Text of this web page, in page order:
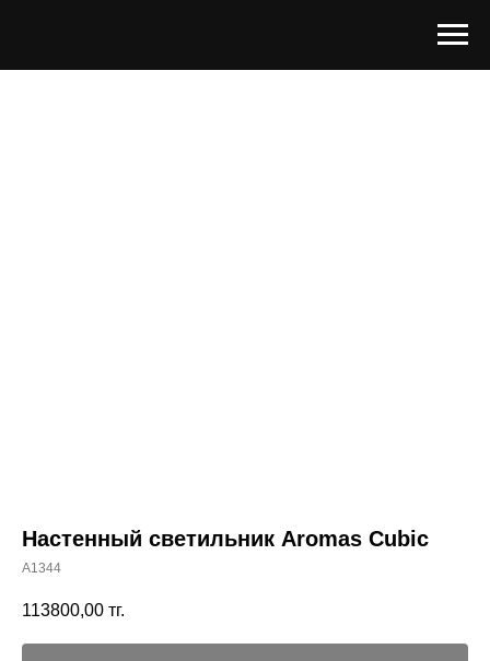
Настенный светильник Aromas Cubic
A1344
113800,00 тг.